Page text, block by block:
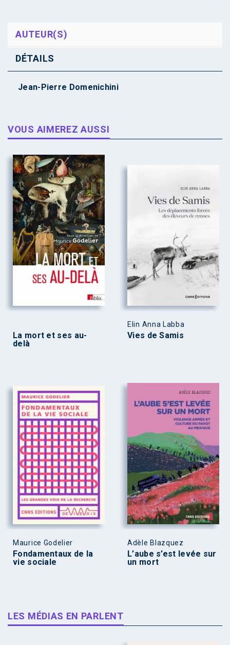
AUTEUR(S)
DÉTAILS
Jean-Pierre Domenichini
VOUS AIMEREZ AUSSI
La mort et ses au-
delà
Elin Anna Labba
Vies de Samis
Maurice Godelier
Fondamentaux de la
vie sociale
Adèle Blazquez
L’aube s’est levée sur
un mort
LES MÉDIAS EN PARLENT